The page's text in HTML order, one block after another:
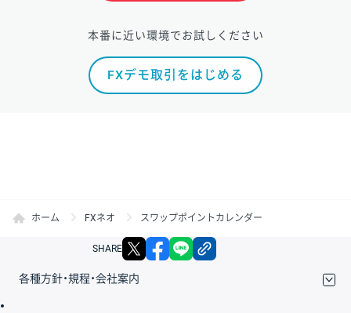
本番に近い環境でお試しください
FXデモ取引をはじめる
ホーム FXネオ スワップポイントカレンダー
SHARE X facebook
各種方針・規程・会社案内